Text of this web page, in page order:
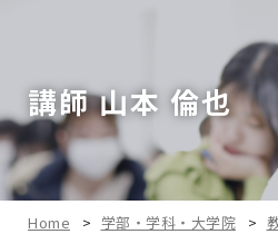
講師 山本 倫也
Home > 学部・学科・大学院 >